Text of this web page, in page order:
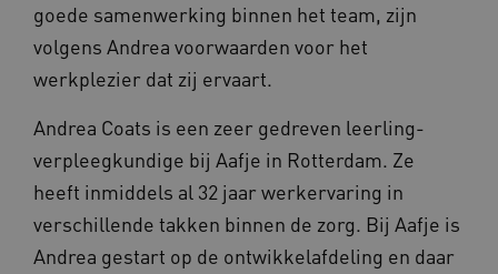
goede samenwerking binnen het team, zijn
volgens Andrea voorwaarden voor het
werkplezier dat zij ervaart.
Andrea Coats is een zeer gedreven leerling-
verpleegkundige bij Aafje in Rotterdam. Ze
heeft inmiddels al 32 jaar werkervaring in
verschillende takken binnen de zorg. Bij Aafje is
Andrea gestart op de ontwikkelafdeling en daar